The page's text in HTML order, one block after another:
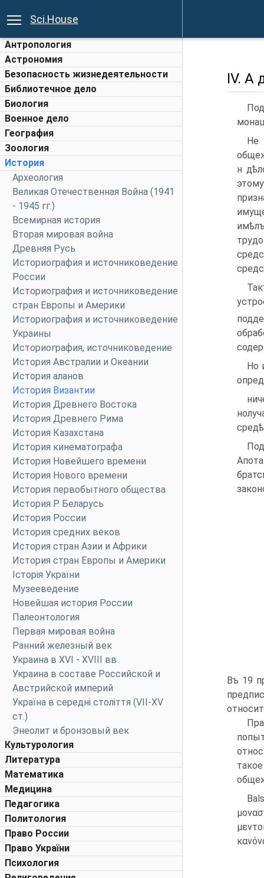
Sci.House
Антропология
Астрономия
Безопасность жизнедеятельности
Библиотечное дело
Биология
Военное дело
География
Зоология
История
Археология
Великая Отечественная Война (1941
- 1945 гг.)
Всемирная история
Вторая мировая война
Древняя Русь
Историография и источниковедение
России
Историография и источниковедение
стран Европы и Америки
Историография и источниковедение
Украины
Историография, источниковедение
История Австралии и Океании
История аланов
История Византии
История Древнего Востока
История Древнего Рима
История Казахстана
История кинематографа
История Новейшего времени
История Нового времени
История первобытного общества
История Р. Беларусь
История России
История средних веков
История стран Азии и Африки
История стран Европы и Америки
Історія України
Музееведение
Новейшая история России
Палеонтология
Первая мировая война
Ранний железный век
Украина в XVI - XVIII вв
Украина в составе Российской и
Австрийской империй
Україна в середні століття (VII-XV
ст.)
Энеолит и бронзовый век
Культурология
Литература
Математика
Медицина
Педагогика
Политология
Право России
Право України
Психология
IV. A
н
Ho
Въ 19